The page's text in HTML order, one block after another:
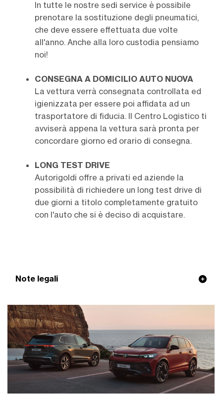
In tutte le nostre sedi service è possibile
prenotare la sostituzione degli pneumatici,
che deve essere effettuata due volte
all'anno. Anche alla loro custodia pensiamo
noi!
CONSEGNA A DOMICILIO AUTO NUOVA
La vettura verrà consegnata controllata ed
igienizzata per essere poi affidata ad un
trasportatore di fiducia. Il Centro Logistico ti
avviserà appena la vettura sarà pronta per
concordare giorno ed orario di consegna.
LONG TEST DRIVE
Autorigoldi offre a privati ed aziende la
possibilità di richiedere un long test drive di
due giorni a titolo completamente gratuito
con l'auto che si è deciso di acquistare.
Note legali